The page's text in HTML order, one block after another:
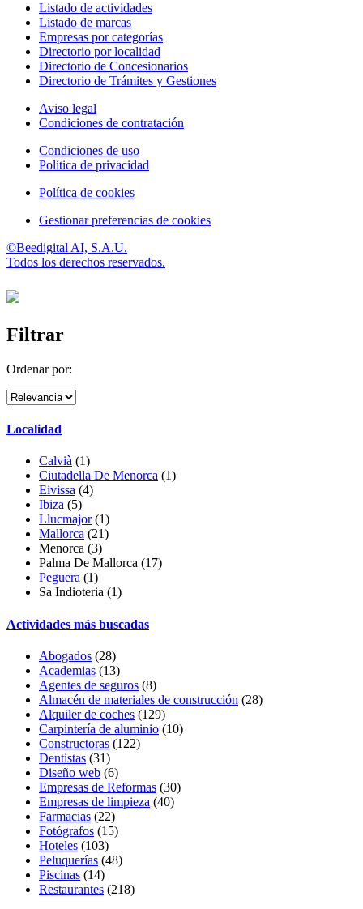
Listado de actividades
Listado de marcas
Empresas por categorías
Directorio por localidad
Directorio de Concesionarios
Directorio de Trámites y Gestiones
Aviso legal
Condiciones de contratación
Condiciones de uso
Política de privacidad
Política de cookies
Gestionar preferencias de cookies
©Beedigital AI, S.A.U.
Todos los derechos reservados.
Filtrar
Ordenar por:
Localidad
Calvià (1)
Ciutadella De Menorca (1)
Eivissa (4)
Ibiza (5)
Llucmajor(1)
Mallorca (21)
Menorca (3)
Palma De Mallorca (17)
Peguera (1)
Sa Indioteria (1)
Actividades más buscadas
Abogados (28)
Academias (13)
Agentes de seguros (8)
Almacén de materiales de construcción (28)
Alquiler de coches (129)
Carpintería de aluminio (10)
Constructoras (122)
Dentistas (31)
Diseño web (6)
Empresas de Reformas (30)
Empresas de limpieza (40)
Farmacias (22)
Fotógrafos (15)
Hoteles (103)
Peluquerías (48)
Piscinas (14)
Restaurantes (218)